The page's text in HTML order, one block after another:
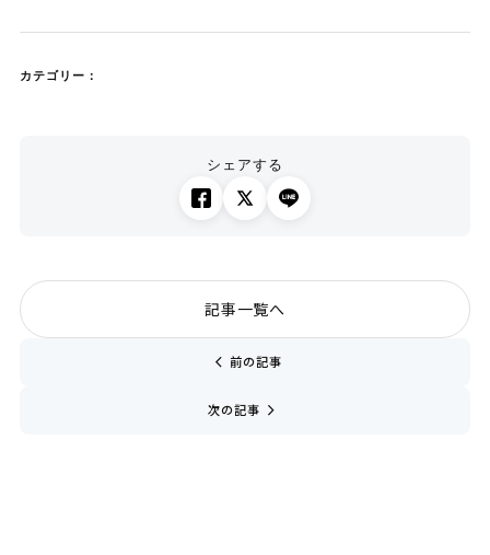
カテゴリー：
シェアする
chevron_left 前の記事
記事一覧へ
次の記事 navigate_next